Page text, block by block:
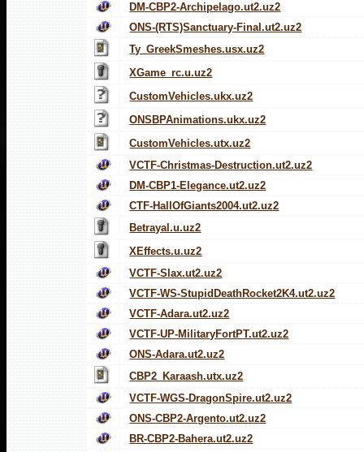
DM-CBP2-Archipelago.ut2.uz2
ONS-(RTS)Sanctuary-Final.ut2.uz2
Ty_GreekSmeshes.usx.uz2
XGame_rc.u.uz2
CustomVehicles.ukx.uz2
ONSBPAnimations.ukx.uz2
CustomVehicles.utx.uz2
VCTF-Christmas-Destruction.ut2.uz2
DM-CBP1-Elegance.ut2.uz2
CTF-HallOfGiants2004.ut2.uz2
Betrayal.u.uz2
XEffects.u.uz2
VCTF-Slax.ut2.uz2
VCTF-WS-StupidDeathRocket2K4.ut2.uz2
VCTF-Adara.ut2.uz2
VCTF-UP-MilitaryFortPT.ut2.uz2
ONS-Adara.ut2.uz2
CBP2_Karaash.utx.uz2
VCTF-WGS-DragonSpire.ut2.uz2
ONS-CBP2-Argento.ut2.uz2
BR-CBP2-Bahera.ut2.uz2